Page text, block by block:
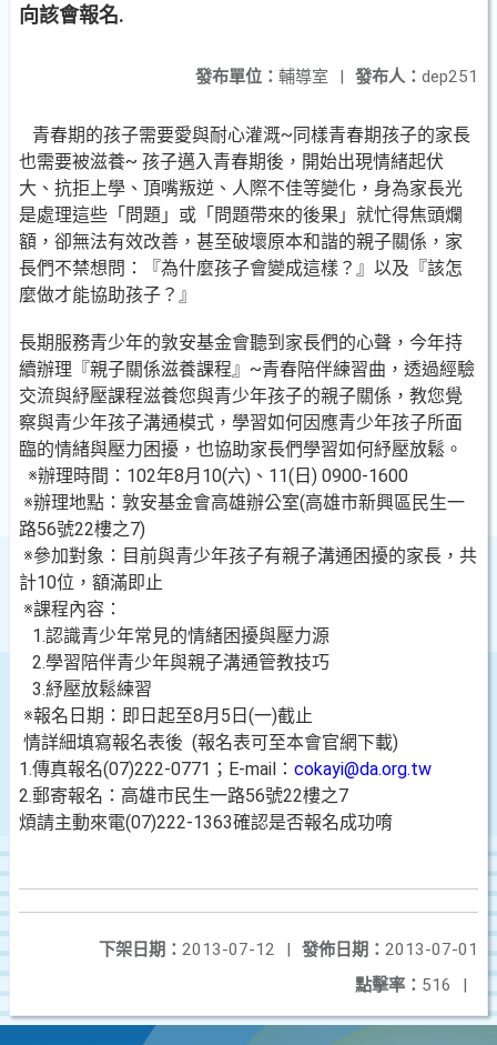
向該會報名.
發布人： dep251
發布單位： 輔導室 |
青春期的孩子需要愛與耐心灌溉~同樣青春期孩子的家長
也需要被滋養~ 孩子邁入青春期後，開始出現情緒起伏
大、抗拒上學、頂嘴叛逆、人際不佳等變化，身為家長光
是處理這些「問題」或「問題帶來的後果」就忙得焦頭爛
額，卻無法有效改善，甚至破壞原本和諧的親子關係，家
長們不禁想問：『為什麼孩子會變成這樣？』以及『該怎
麼做才能協助孩子？』
長期服務青少年的敦安基金會聽到家長們的心聲，今年持
續辦理『親子關係滋養課程』~青春陪伴練習曲，透過經驗
交流與紓壓課程滋養您與青少年孩子的親子關係，教您覺
察與青少年孩子溝通模式，學習如何因應青少年孩子所面
臨的情緒與壓力困擾，也協助家長們學習如何紓壓放鬆。
※辦理時間：102年8月10(六)、11(日) 0900-1600
※辦理地點：敦安基金會高雄辦公室(高雄市新興區民生一
路56號22樓之7)
※參加對象：目前與青少年孩子有親子溝通困擾的家長，共
計10位，額滿即止
※課程內容：
1.認識青少年常見的情緒困擾與壓力源
2.學習陪伴青少年與親子溝通管教技巧
3.紓壓放鬆練習
※報名日期：即日起至8月5日(一)截止
情詳細填寫報名表後 (報名表可至本會官網下載)
1.傳真報名(07)222-0771；E-mail： cokayi@da.org.tw
2.郵寄報名：高雄市民生一路56號22樓之7
煩請主動來電(07)222-1363確認是否報名成功唷
發佈日期： 2013-07-01
下架日期： 2013-07-12
|
點擊率： 516 |